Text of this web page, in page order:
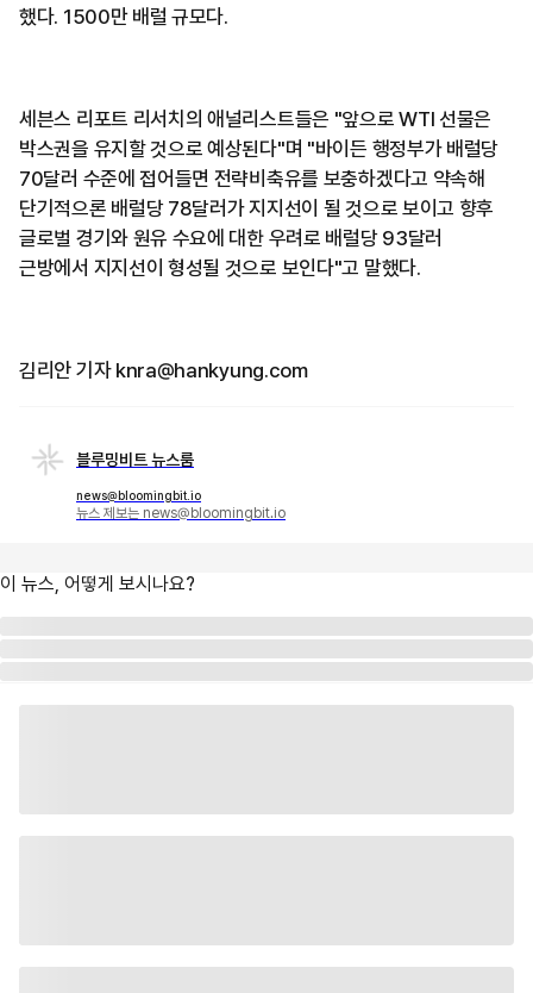
했다. 1500만 배럴 규모다.
세븐스 리포트 리서치의 애널리스트들은 "앞으로 WTI 선물은
박스권을 유지할 것으로 예상된다"며 "바이든 행정부가 배럴당
70달러 수준에 접어들면 전략비축유를 보충하겠다고 약속해
단기적으론 배럴당 78달러가 지지선이 될 것으로 보이고 향후
글로벌 경기와 원유 수요에 대한 우려로 배럴당 93달러
근방에서 지지선이 형성될 것으로 보인다"고 말했다.
김리안 기자 knra@hankyung.com
블루밍비트 뉴스룸
news@bloomingbit.io
뉴스 제보는 news@bloomingbit.io
이 뉴스, 어떻게 보시나요?